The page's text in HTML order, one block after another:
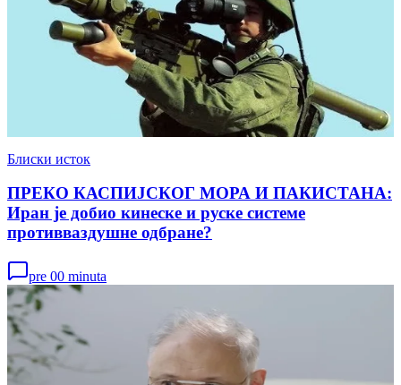
Блиски исток
ПРЕКО КАСПИЈСКОГ МОРА И ПАКИСТАНА:
Иран је добио кинеске и руске системе
противваздушне одбране?
pre 00 minuta